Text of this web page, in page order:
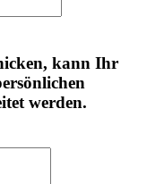
kann Ihr
werden.